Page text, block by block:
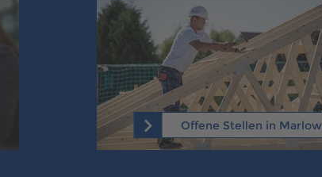
Offene Stellen in Marlow